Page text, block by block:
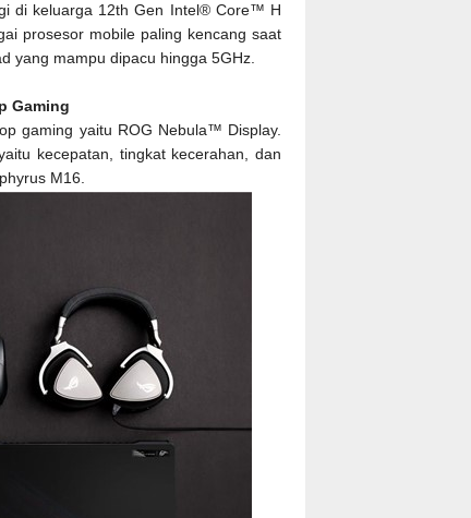
di keluarga 12th Gen Intel® Core™ H
prosesor mobile paling kencang saat
yang mampu dipacu hingga 5GHz.
Gaming
gaming yaitu ROG Nebula™ Display.
kecepatan, tingkat kecerahan, dan
M16.